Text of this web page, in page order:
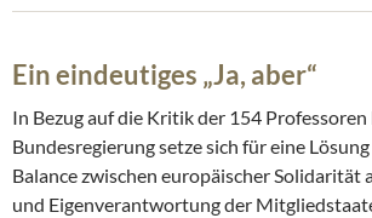
Ein eindeutiges „Ja, aber“
In Bezug auf die Kritik der 154 Professoren
Bundesregierung setze sich für eine
Balance zwischen europäischer Solidarität
und Eigenverantwortung der